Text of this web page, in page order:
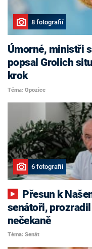
8 fotografií
Úmorné, ministři
popsal Grolich
krok
Téma: Opozice
6 fotografií
senátoři, prozradil
nečekaně
Téma: Senát